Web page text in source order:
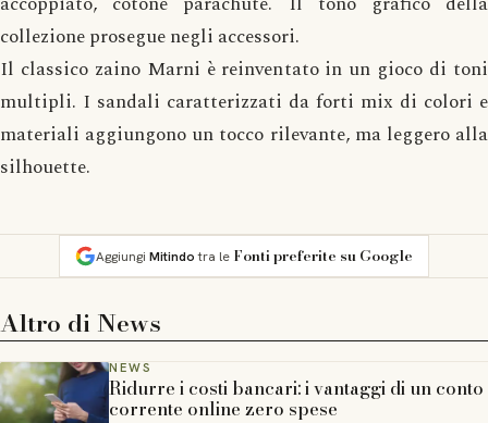
collezione prosegue negli accessori.
Il classico zaino Marni è reinventato in un gioco di toni
multipli. I sandali caratterizzati da forti mix di colori e
materiali aggiungono un tocco rilevante, ma leggero alla
silhouette.
Aggiungi Mitindotra le Fonti preferite su Google
Altro di News
NEWS
Ridurre i costi bancari: i vantaggi di un conto
corrente online zero spese